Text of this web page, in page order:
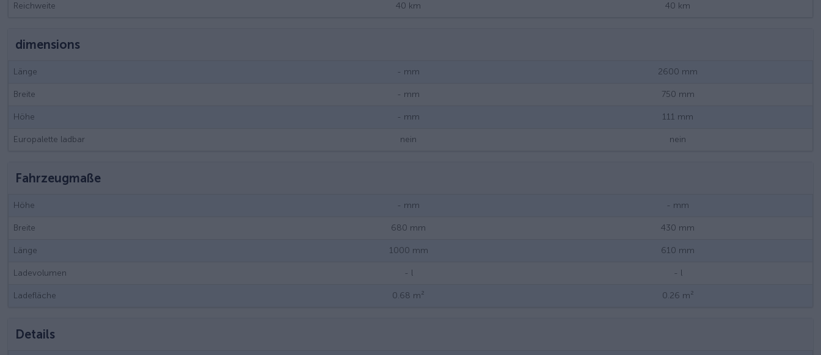
Reichweite 40 km 40 km
dimensions
Länge - mm 2600 mm
Breite - mm 750 mm
Höhe - mm 111 mm
Europalette ladbar nein nein
Fahrzeugmaße
Höhe - mm - mm
Breite 680 mm 430 mm
Länge 1000 mm 610 mm
Ladevolumen - l - l
Ladefläche 0.68 m² 0.26 m²
Details